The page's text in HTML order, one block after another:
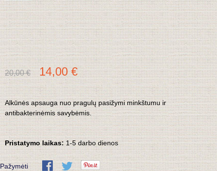
20,00 € 14,00 €
Alkūnės apsauga nuo pragulų pasižymi minkštumu ir
antibakterinėmis savybėmis.
Pristatymo laikas:1-5 darbo dienos
Pažymėti